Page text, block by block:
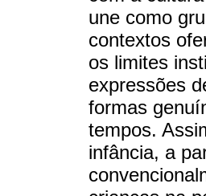
une como
contextos
os limites
expressões
formas
tempos.
infância, a